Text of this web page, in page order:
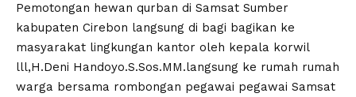
Pemotongan hewan qurban di Samsat Sumber
kabupaten Cirebon langsung di bagi bagikan ke
masyarakat lingkungan kantor oleh kepala korwil
lll,H.Deni Handoyo.S.Sos.MM.langsung ke rumah rumah
warga bersama rombongan pegawai pegawai Samsat